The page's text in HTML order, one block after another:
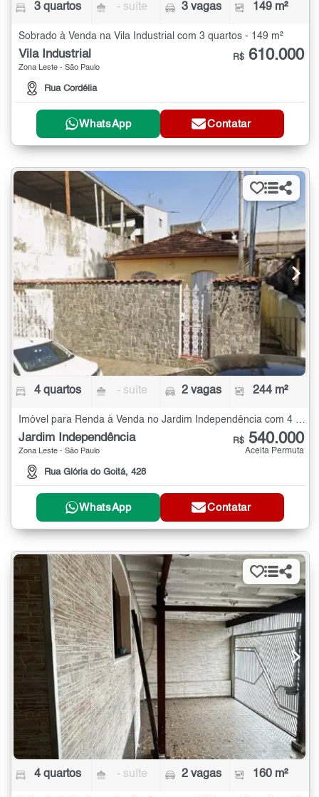
3 quartos - suíte 3 vagas 149 m²
Sobrado à Venda na Vila Industrial com 3 quartos - 149 m²
Vila Industrial
Zona Leste - São Paulo
Rua Cordélia
R$ 610.000
WhatsApp Contatar
4 quartos - suíte 2 vagas 244 m²
Imóvel para Renda à Venda no Jardim Independência com 4 quartos - 244 m²
Jardim Independência
Zona Leste - São Paulo
Rua Glória do Goitá, 428
R$ 540.000
Aceita Permuta
WhatsApp Contatar
4 quartos - suíte 2 vagas 160 m²